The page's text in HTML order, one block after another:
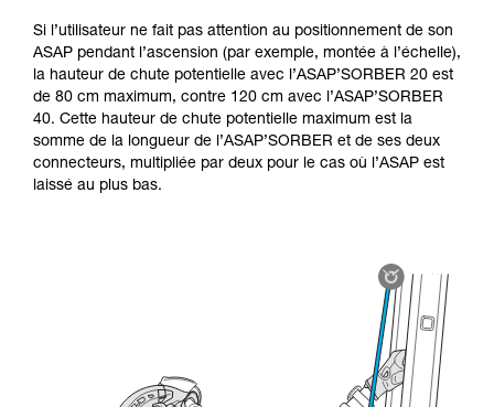
Si l’utilisateur ne fait pas attention au positionnement de son
ASAP pendant l’ascension (par exemple, montée à l’échelle),
la hauteur de chute potentielle avec l’ASAP’SORBER 20 est
de 80 cm maximum, contre 120 cm avec l’ASAP’SORBER
40. Cette hauteur de chute potentielle maximum est la
somme de la longueur de l’ASAP’SORBER et de ses deux
connecteurs, multipliée par deux pour le cas où l’ASAP est
laissé au plus bas.